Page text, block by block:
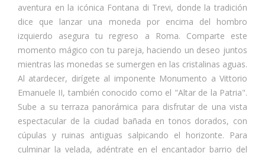
aventura en la icónica Fontana di Trevi, donde la tradición
dice que lanzar una moneda por encima del hombro
izquierdo asegura tu regreso a Roma. Comparte este
momento mágico con tu pareja, haciendo un deseo juntos
mientras las monedas se sumergen en las cristalinas aguas.
Al atardecer, dirígete al imponente Monumento a Vittorio
Emanuele II, también conocido como el "Altar de la Patria".
Sube a su terraza panorámica para disfrutar de una vista
espectacular de la ciudad bañada en tonos dorados, con
cúpulas y ruinas antiguas salpicando el horizonte. Para
culminar la velada, adéntrate en el encantador barrio del